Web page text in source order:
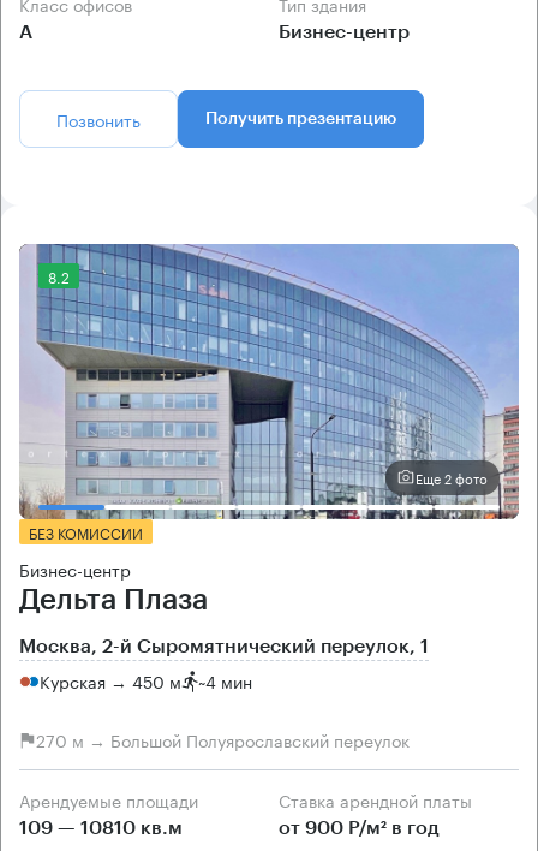
А Бизнес-центр
Позвонить Получить презентацию
8.2
Еще 2 фото
БЕЗ КОМИССИИ
Бизнес-центр
Дельта Плаза
Москва, 2-й Сыромятнический переулок, 1
Курская → 450 м ~4 мин
270 м → Большой Полуярославский переулок
Арендуемые площади
109 — 10810 кв.м
Ставка арендной платы
от 900 Р/м² в год